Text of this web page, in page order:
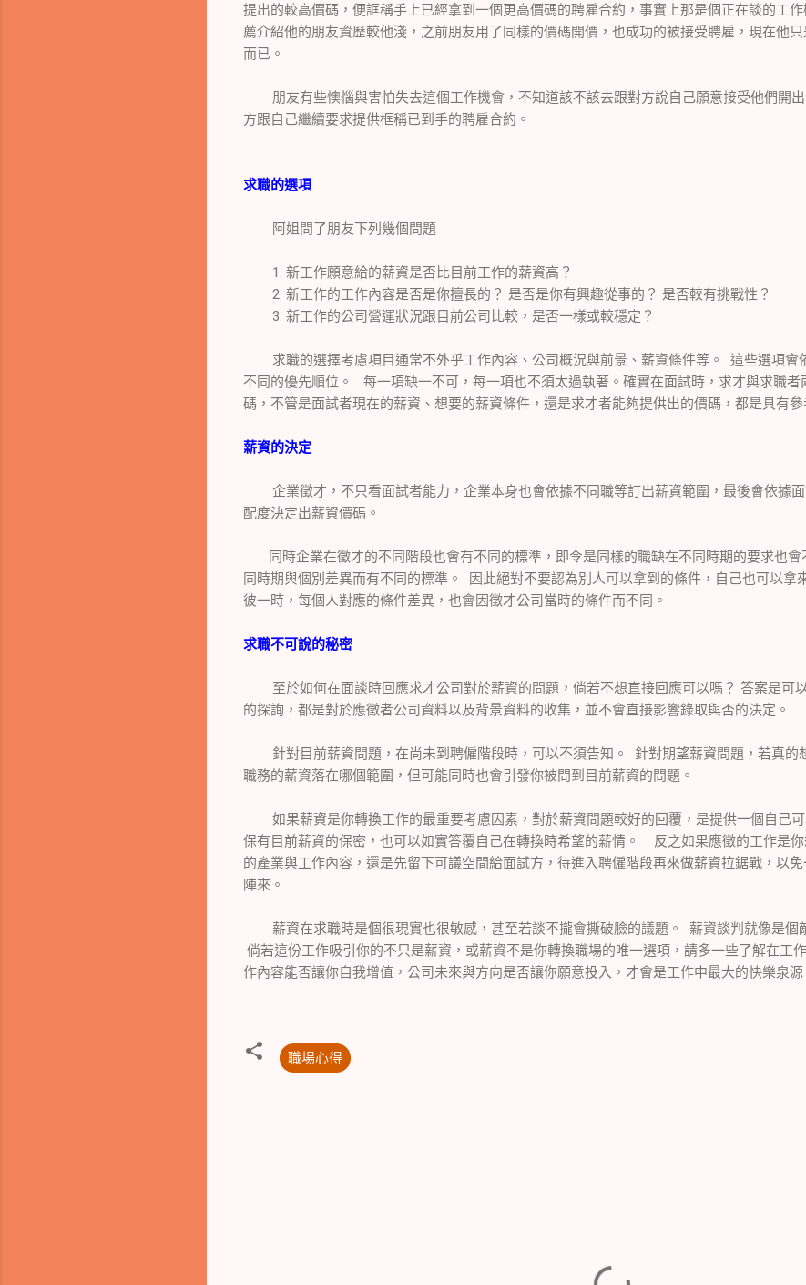
提出的較高價碼，便誆稱手上已經拿到一個更高價碼的聘雇合約，事實上那是個正在談的工
薦介紹他的朋友資歷較他淺，之前朋友用了同樣的價碼開價，也成功的被接受聘雇，現在他
而已。
朋友有些懊惱與害怕失去這個工作機會，不知道該不該去跟對方說自己願意接受他們開
方跟自己繼續要求提供框稱已到手的聘雇合約。
求職的選項
阿姐問了朋友下列幾個問題
1. 新工作願意給的薪資是否比目前工作的薪資高？
2. 新工作的工作內容是否是你擅長的？ 是否是你有興趣從事的？ 是否較有挑戰性？
3. 新工作的公司營運狀況跟目前公司比較，是否一樣或較穩定？
求職的選擇考慮項目通常不外乎工作內容、公司概況與前景、薪資條件等。 這些選項會
不同的優先順位。 每一項缺一不可，每一項也不須太過執著。確實在面試時，求才與求職者
碼，不管是面試者現在的薪資、想要的薪資條件，還是求才者能夠提供出的價碼，都是具有參
薪資的決定
企業徵才，不只看面試者能力，企業本身也會依據不同職等訂出薪資範圍，最後會依據
配度決定出薪資價碼。
同時企業在徵才的不同階段也會有不同的標準，即令是同樣的職缺在不同時期的要求也會
同時期與個別差異而有不同的標準。 因此絕對不要認為別人可以拿到的條件，自己也可以拿
彼一時，每個人對應的條件差異，也會因徵才公司當時的條件而不同。
求職不可說的秘密
至於如何在面談時回應求才公司對於薪資的問題，倘若不想直接回應可以嗎？ 答案是可
的探詢，都是對於應徵者公司資料以及背景資料的收集，並不會直接影響錄取與否的決定。
針對目前薪資問題，在尚未到聘僱階段時，可以不須告知。 針對期望薪資問題，若真的
職務的薪資落在哪個範圍，但可能同時也會引發你被問到目前薪資的問題。
如果薪資是你轉換工作的最重要考慮因素，對於薪資問題較好的回覆，是提供一個自己
保有目前薪資的保密，也可以如實答覆自己在轉換時希望的薪情。 反之如果應徵的工作是
的產業與工作內容，還是先留下可議空間給面試方，待進入聘僱階段再來做薪資拉鋸戰，以
陣來。
薪資在求職時是個很現實也很敏感，甚至若談不攏會撕破臉的議題。 薪資談判就像是個
倘若這份工作吸引你的不只是薪資，或薪資不是你轉換職場的唯一選項，請多一些了解在工
作內容能否讓你自我增值，公司未來與方向是否讓你願意投入，才會是工作中最大的快樂泉源
職場心得